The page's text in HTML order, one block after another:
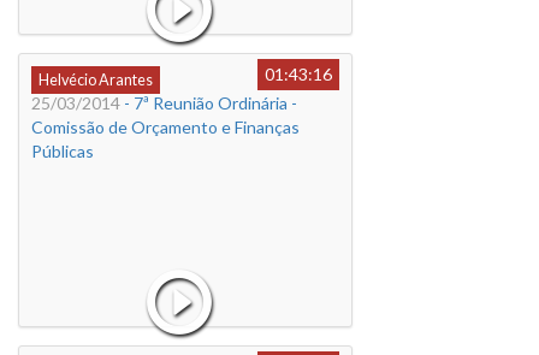
Helvécio Arantes
01:43:16
25/03/2014 - 7ª Reunião Ordinária -
Comissão de Orçamento e Finanças
Públicas